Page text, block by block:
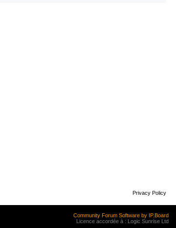
Privacy Policy
Community Forum Software by IP.Board
Licence accordée à : Logic Sunrise Ltd